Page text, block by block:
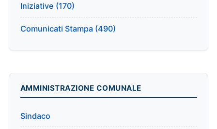
Iniziative (170)
Comunicati Stampa (490)
AMMINISTRAZIONE COMUNALE
Sindaco